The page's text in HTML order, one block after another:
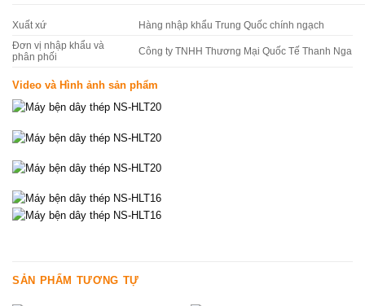
Xuất xứ Hàng nhập khẩu Trung Quốc chính ngạch
Đơn vị nhập khẩu và
phân phối
Công ty TNHH Thương Mại Quốc Tế Thanh Nga
Video và Hình ảnh sản phẩm
SẢN PHẨM TƯƠNG TỰ